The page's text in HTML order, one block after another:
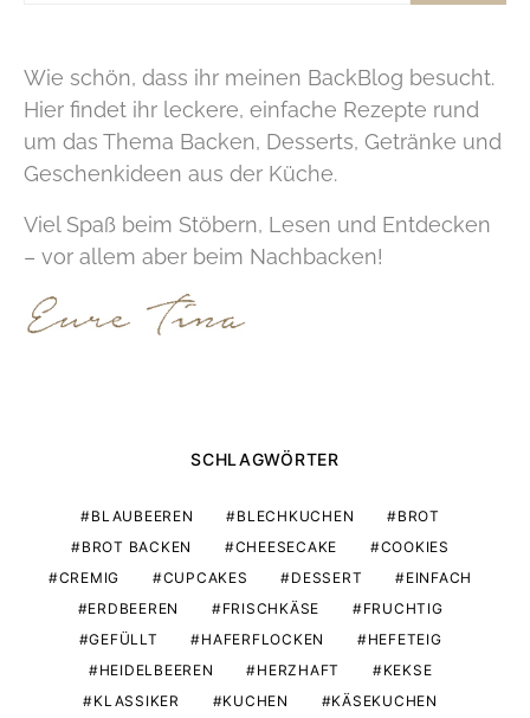
Wie schön, dass ihr meinen BackBlog besucht.
Hier findet ihr leckere, einfache Rezepte rund
um das Thema Backen, Desserts, Getränke und
Geschenkideen aus der Küche.
Viel Spaß beim Stöbern, Lesen und Entdecken
– vor allem aber beim Nachbacken!
SCHLAGWÖRTER
BLAUBEEREN BLECHKUCHEN
BROT
BROT BACKEN
CHEESECAKE
COOKIES
CREMIG
CUPCAKES DESSERT
EINFACH
ERDBEEREN
FRISCHKÄSE
FRUCHTIG
GEFÜLLT
HAFERFLOCKEN
HEFETEIG
HEIDELBEEREN
HERZHAFT
KEKSE
KLASSIKER
KUCHEN
KÄSEKUCHEN